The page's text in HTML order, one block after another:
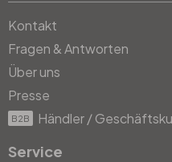
Kontakt
Fragen & Antworten
Über uns
Presse
B2B Händler /
Service